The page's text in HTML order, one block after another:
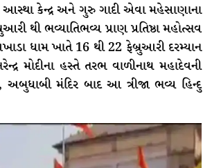
કેન્દ્ર અને ગુરુ ગાદી એવા મહેસાણાના
થી ભવ્યાતિભવ્ય પ્રાણ પ્રતિષ્ઠા મહોત્સવ
ધામ ખાતે 16 થી 22 ફેબ્રુઆરી દરમ્યાન
મોદીના હસ્તે તરભ વાળીનાથ મહાદેવની
અબુધાબી મંદિર બાદ આ ત્રીજા ભવ્ય હિન્દુ